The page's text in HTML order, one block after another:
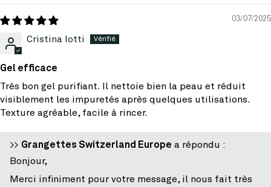
03/07/2025
Cristina Iotti
Gel efficace
Très bon gel purifiant. Il nettoie bien la peau et réduit
visiblement les impuretés après quelques utilisations.
Texture agréable, facile à rincer.
>> Grangettes Switzerland Europe a répondu :
Bonjour,
Merci infiniment pour votre message, il nous fait très